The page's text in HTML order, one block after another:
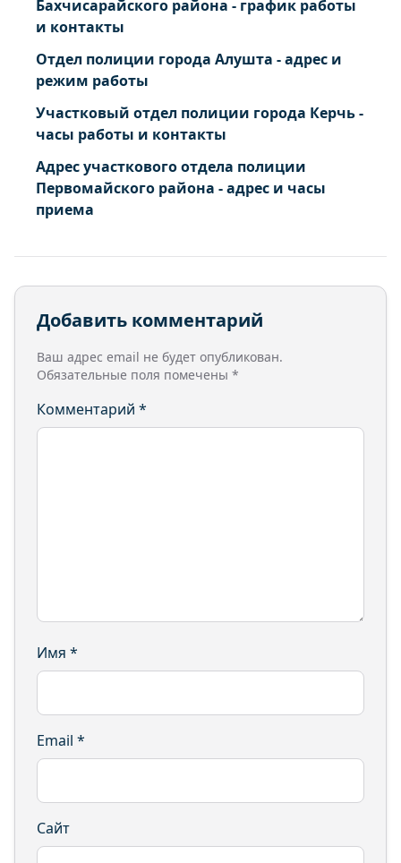
Бахчисарайского района - график работы
и контакты
Отдел полиции города Алушта - адрес и
режим работы
Участковый отдел полиции города Керчь -
часы работы и контакты
Адрес участкового отдела полиции
Первомайского района - адрес и часы
приема
Добавить комментарий
Ваш адрес email не будет опубликован.
Обязательные поля помечены *
Комментарий *
Имя *
Email *
Сайт